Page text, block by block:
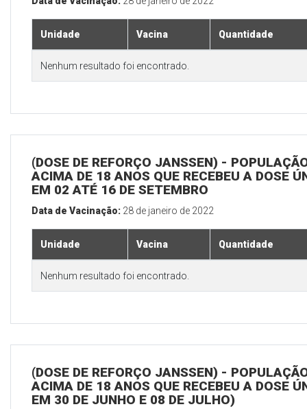
Unidade Vacina Quantidade
Nenhum resultado foi encontrado.
(DOSE DE REFORÇO JANSSEN) -
ACIMA DE 18 ANOS QUE RECEBEU A DOSE
EM 02 ATÉ 16 DE SETEMBRO
Data de Vacinação: 28 de janeiro de 2022
Unidade Vacina Quantidade
Nenhum resultado foi encontrado.
(DOSE DE REFORÇO JANSSEN) -
ACIMA DE 18 ANOS QUE RECEBEU A DOSE
EM 30 DE JUNHO E 08 DE JULHO)